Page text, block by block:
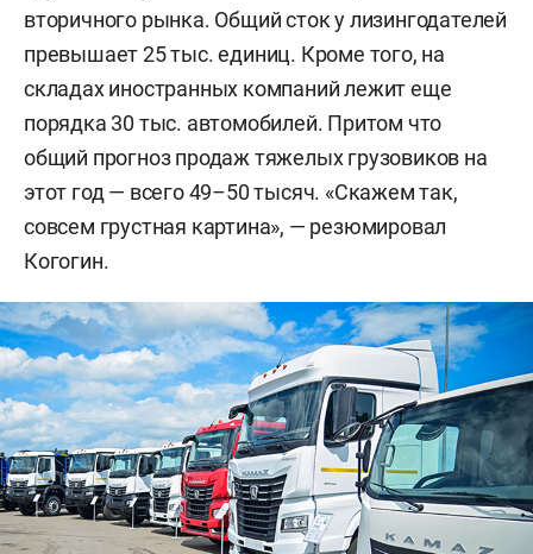
вторичного рынка. Общий сток у лизингодателей
превышает 25 тыс. единиц. Кроме того, на
складах иностранных компаний лежит еще
порядка 30 тыс. автомобилей. Притом что
общий прогноз продаж тяжелых грузовиков на
этот год — всего 49–50 тысяч. «Скажем так,
совсем грустная картина», — резюмировал
Когогин.